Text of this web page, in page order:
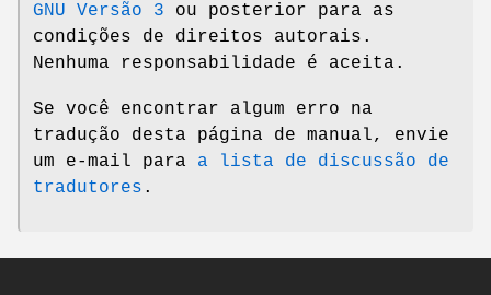
GNU Versão 3 ou posterior para as
condições de direitos autorais.
Nenhuma responsabilidade é aceita.
Se você encontrar algum erro na
tradução desta página de manual, envie
um e-mail para a lista de discussão de
tradutores .